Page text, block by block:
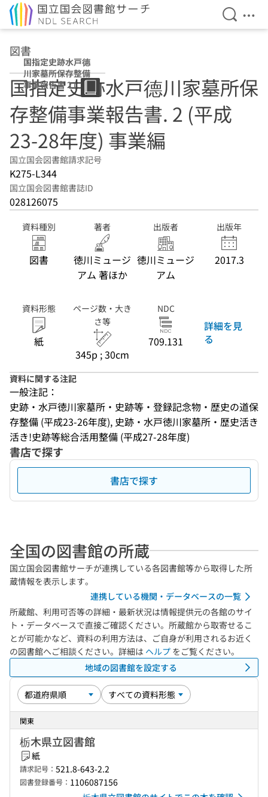
検索を
メ
図書
国指定史跡水戸德
川家墓所保存整備
事業報告書 2 (平
成23-28年度) 事
業編
国指定史跡水戸德川家墓所保
存整備事業報告書. 2 (平成
23-28年度) 事業編
国立国会図書館請求記号
K275-L344
国立国会図書館書誌ID
028126075
資料種別
図書
著者
徳川ミュージ
アム 著ほか
出版者
徳川ミュージ
アム
出版年
2017.3
資料形態
紙
ページ数・大き
さ等
345p ; 30cm
NDC
709.131
詳細を見
る
資料に関する注記
一般注記：
史跡・水戸徳川家墓所・史跡等・登録記念物・歴史の道保
存整備 (平成23-26年度), 史跡・水戸徳川家墓所・歴史活き
活き!史跡等総合活用整備 (平成27-28年度)
書店で探す
書店で探す
全国の図書館の所蔵
国立国会図書館サーチが連携している各図書館等から取得した所
蔵情報を表示します。
連携している機関・データベースの一覧
所蔵館、利用可否等の詳細・最新状況は情報提供元の各館のサイ
ト・データベースで直接ご確認ください。所蔵館から取寄せるこ
とが可能かなど、資料の利用方法は、ご自身が利用されるお近く
の図書館へご相談ください。詳細は ヘルプ をご覧ください。
地域の図書館を設定する
関東
栃木県立図書館
紙
請求記号： 521.8-643-2.2
図書登録番号： 1106087156